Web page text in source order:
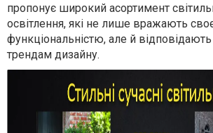
пропонує широкий асортимент
освітлення, які не лише вражають
функціональністю, але й
трендам дизайну.